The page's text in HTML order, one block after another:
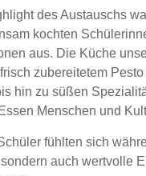
des Austauschs
kochten
aus. Die Küche
zubereitetem
hin zu süßen
Menschen und
fühlten sich
auch wertvolle